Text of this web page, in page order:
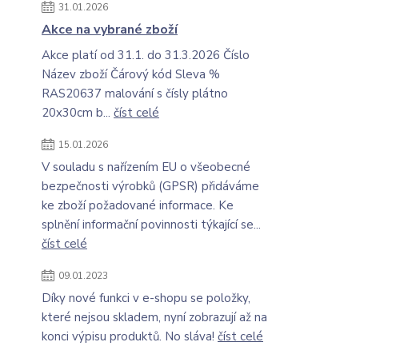
31.01.2026
Akce na vybrané zboží
Akce platí od 31.1. do 31.3.2026 Číslo
Název zboží Čárový kód Sleva %
RAS20637 malování s čísly plátno
20x30cm b... číst celé
15.01.2026
V souladu s nařízením EU o všeobecné
bezpečnosti výrobků (GPSR) přidáváme
ke zboží požadované informace. Ke
splnění informační povinnosti týkající se...
číst celé
09.01.2023
Díky nové funkci v e-shopu se položky,
které nejsou skladem, nyní zobrazují až na
konci výpisu produktů. No sláva! číst celé